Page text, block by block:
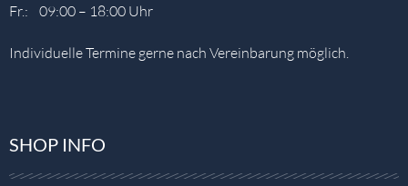
Fr.: 09:00 – 18:00 Uhr
Individuelle Termine gerne nach Vereinbarung möglich.
SHOP INFO